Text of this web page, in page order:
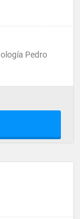
Pedro